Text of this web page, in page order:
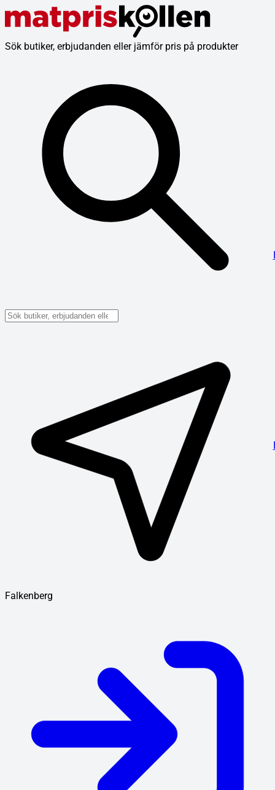
Sök butiker, erbjudanden eller jämför pris på produkter
Falkenberg